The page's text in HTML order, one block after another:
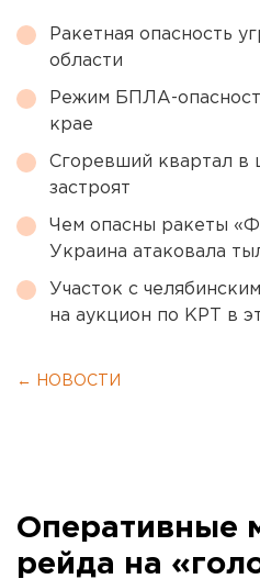
Ракетная опасность
области
Режим БПЛА-
крае
Сгоревший квартал в
застроят
Чем опасны ракеты
Украина атаковала
Участок с
на аукцион по КРТ в
← НОВОСТИ
Оперативные
рейда на